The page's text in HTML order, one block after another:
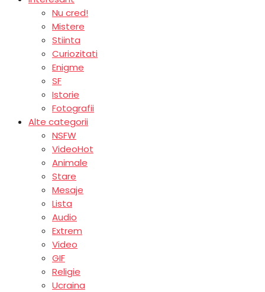
Nu cred!
Mistere
Stiinta
Curiozitati
Enigme
SF
Istorie
Fotografii
Alte categorii
NSFW
VideoHot
Animale
Stare
Mesaje
Lista
Audio
Extrem
Video
GIF
Religie
Ucraina